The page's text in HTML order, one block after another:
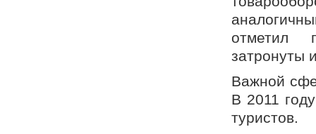
отметил
затронуты
Важной
В 2011
туристов.